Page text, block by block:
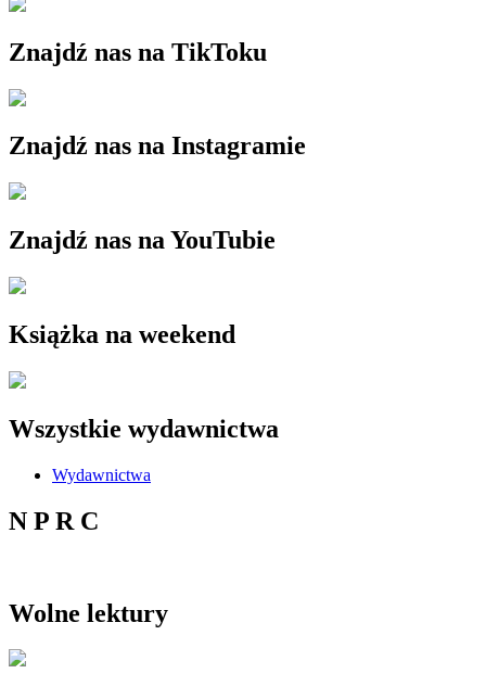
Znajdź nas na TikToku
Znajdź nas na Instagramie
Znajdź nas na YouTubie
Książka na weekend
Wszystkie wydawnictwa
Wydawnictwa
N P R C
Wolne lektury